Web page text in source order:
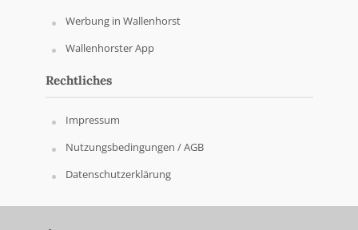
Werbung in Wallenhorst
Wallenhorster App
Rechtliches
Impressum
Nutzungsbedingungen / AGB
Datenschutzerklärung